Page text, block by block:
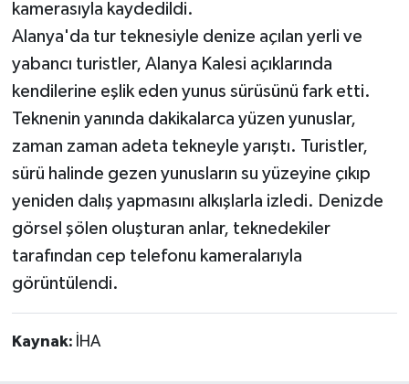
kamerasıyla kaydedildi.
Alanya'da tur teknesiyle denize açılan yerli ve
yabancı turistler, Alanya Kalesi açıklarında
kendilerine eşlik eden yunus sürüsünü fark etti.
Teknenin yanında dakikalarca yüzen yunuslar,
zaman zaman adeta tekneyle yarıştı. Turistler,
sürü halinde gezen yunusların su yüzeyine çıkıp
yeniden dalış yapmasını alkışlarla izledi. Denizde
görsel şölen oluşturan anlar, teknedekiler
tarafından cep telefonu kameralarıyla
görüntülendi.
Kaynak: İHA